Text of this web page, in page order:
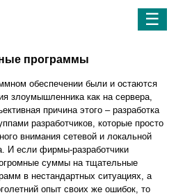
☰
программы
обеспечении были и остаются
злоумышленника как на сервера,
причина этого – разработка
разработчиков, которые просто
внимания сетевой и локальной
И если фирмы-разработчики
суммы на тщательные
в нестандартных ситуациях, а
опыт своих же ошибок, то